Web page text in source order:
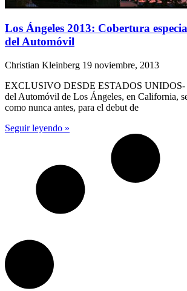
Los Ángeles 2013: Cobertura
del Automóvil
Christian Kleinberg 19 noviembre, 2013
EXCLUSIVO DESDE ESTADOS UNIDOS-
del Automóvil de Los Ángeles, en California,
como nunca antes, para el debut de
Seguir leyendo »